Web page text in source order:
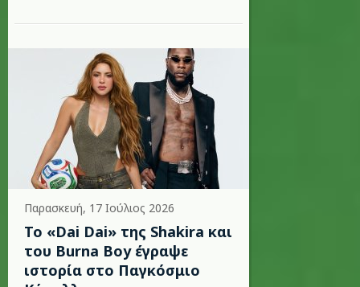
Παρασκευή, 17 Ιούλιος 2026
To «Dai Dai» της Shakira και
του Burna Boy έγραψε
ιστορία στο Παγκόσμιο